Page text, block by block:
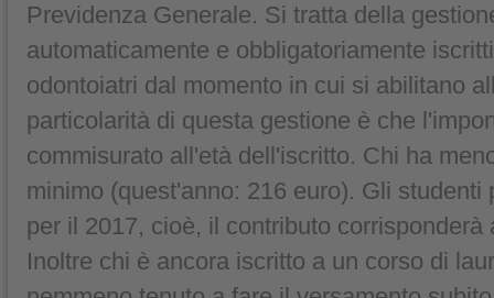
Previdenza Generale. Si tratta della
automaticamente e obbligatoriamente
odontoiatri dal momento in cui si abilitano
particolarità di questa gestione è che
commisurato all'età dell'iscritto. Chi ha
minimo (quest'anno: 216 euro). Gli studenti
per il 2017, cioè, il contributo corrisponderà
Inoltre chi è ancora iscritto a un corso di